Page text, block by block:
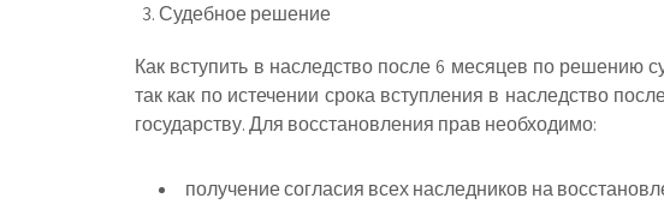
Судебное решение
Как вступить в наследство после 6 месяцев по решению
так как по истечении срока вступления в наследство
государству. Для восстановления прав необходимо:
получение согласия всех наследников на